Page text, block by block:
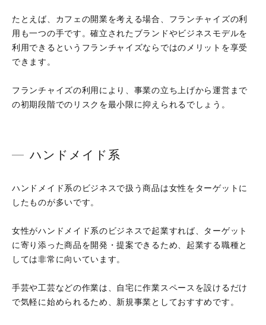
たとえば、カフェの開業を考える場合、フランチャイズの利
用も一つの手です。確立されたブランドやビジネスモデルを
利用できるというフランチャイズならではのメリットを享受
できます。
フランチャイズの利用により、事業の立ち上げから運営まで
の初期段階でのリスクを最小限に抑えられるでしょう。
ハンドメイド系
ハンドメイド系のビジネスで扱う商品は女性をターゲットに
したものが多いです。
女性がハンドメイド系のビジネスで起業すれば、ターゲット
に寄り添った商品を開発・提案できるため、起業する職種と
しては非常に向いています。
手芸や工芸などの作業は、自宅に作業スペースを設けるだけ
で気軽に始められるため、新規事業としておすすめです。